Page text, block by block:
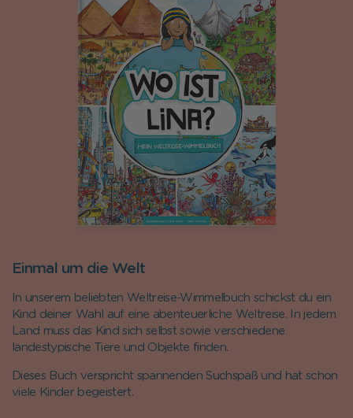
Einmal um die Welt
In unserem beliebten Weltreise-Wimmelbuch schickst du ein
Kind deiner Wahl auf eine abenteuerliche Weltreise. In jedem
Land muss das Kind sich selbst sowie verschiedene
landestypische Tiere und Objekte finden.
Dieses Buch verspricht spannenden Suchspaß und hat schon
viele Kinder begeistert.